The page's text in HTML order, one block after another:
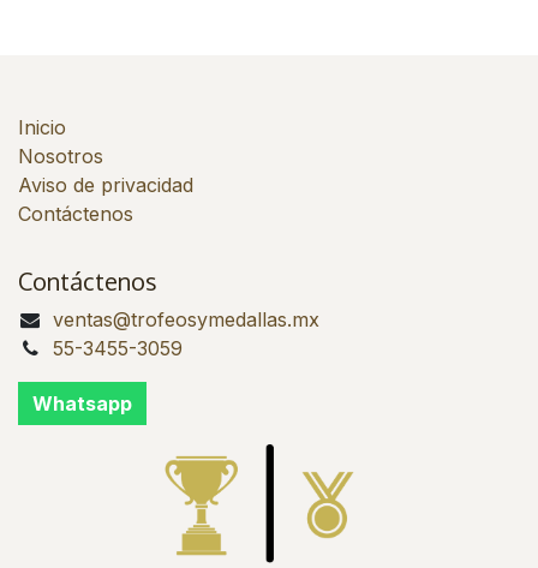
Inicio
Nosotros
Aviso de privacidad
Contáctenos
Contáctenos
ventas@trofeosymedallas.mx
55-3455-3059
Whatsapp